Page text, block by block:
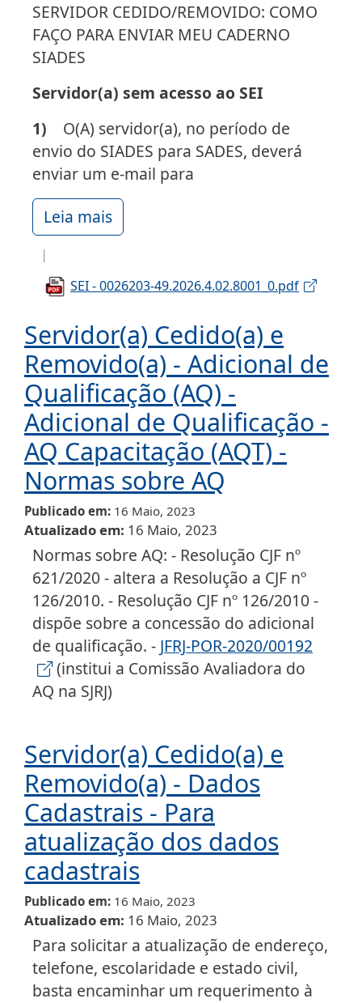
SERVIDOR CEDIDO/REMOVIDO: COMO
FAÇO PARA ENVIAR MEU CADERNO
SIADES
Servidor(a) sem acesso ao SEI
1) O(A) servidor(a), no período de
envio do SIADES para SADES, deverá
enviar um e-mail para
Leia mais
SEI - 0026203-49.2026.4.02.8001_0.pdf
Servidor(a) Cedido(a) e
Removido(a) - Adicional de
Qualificação (AQ) -
Adicional de Qualificação -
AQ Capacitação (AQT) -
Normas sobre AQ
Publicado em 16 Maio, 2023
Atualizado em 16 Maio, 2023
Normas sobre AQ: - Resolução CJF nº
621/2020 - altera a Resolução a CJF nº
126/2010. - Resolução CJF nº 126/2010 -
dispõe sobre a concessão do adicional
de qualificação. - JFRJ-POR-2020/00192
(institui a Comissão Avaliadora do
AQ na SJRJ)
Servidor(a) Cedido(a) e
Removido(a) - Dados
Cadastrais - Para
atualização dos dados
cadastrais
Publicado em 16 Maio, 2023
Atualizado em 16 Maio, 2023
Para solicitar a atualização de endereço,
telefone, escolaridade e estado civil,
basta encaminhar um requerimento à